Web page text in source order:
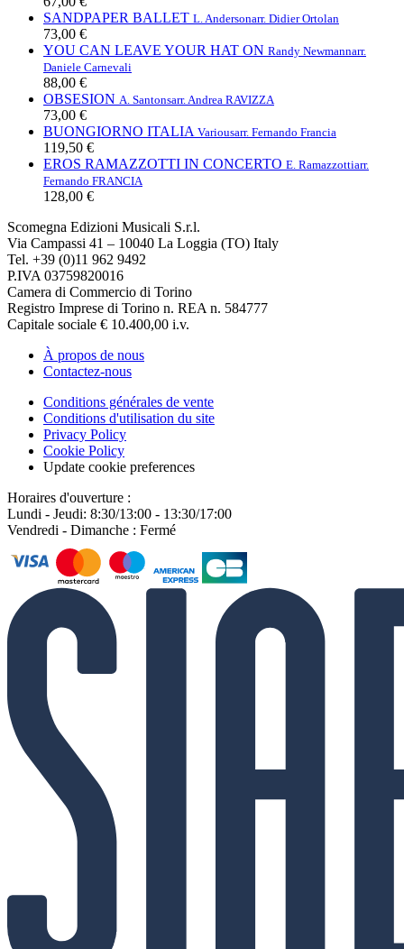
SANDPAPER BALLET L. Andersonarr. Didier Ortolan
73,00 €
YOU CAN LEAVE YOUR HAT ON Randy Newmannarr.
Daniele Carnevali
88,00 €
OBSESION A. Santonsarr. Andrea RAVIZZA
73,00 €
BUONGIORNO ITALIA Variousarr. Fernando Francia
119,50 €
EROS RAMAZZOTTI IN CONCERTO E. Ramazzottiarr.
Fernando FRANCIA
128,00 €
Scomegna Edizioni Musicali S.r.l.
Via Campassi 41 – 10040 La Loggia (TO) Italy
Tel. +39 (0)11 962 9492
P.IVA 03759820016
Camera di Commercio di Torino
Registro Imprese di Torino n. REA n. 584777
Capitale sociale € 10.400,00 i.v.
À propos de nous
Contactez-nous
Conditions générales de vente
Conditions d'utilisation du site
Privacy Policy
Cookie Policy
Update cookie preferences
Horaires d'ouverture :
Lundi - Jeudi: 8:30/13:00 - 13:30/17:00
Vendredi - Dimanche : Fermé